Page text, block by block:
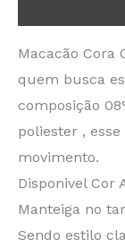
Macacão Cora
quem busca
composição
poliester ,
movimento.
Disponivel Cor
Manteiga no
Sendo estilo